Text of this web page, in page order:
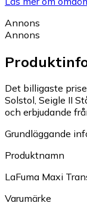
Annons
Annons
Det billigaste
Solstol, Seigle II
och erbjudande
Grundläggande
Produktnamn
LaFuma Maxi
Varumärke